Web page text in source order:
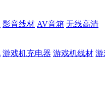
影音线材 AV音箱 无线高清
游戏机充电器 游戏机线材 游